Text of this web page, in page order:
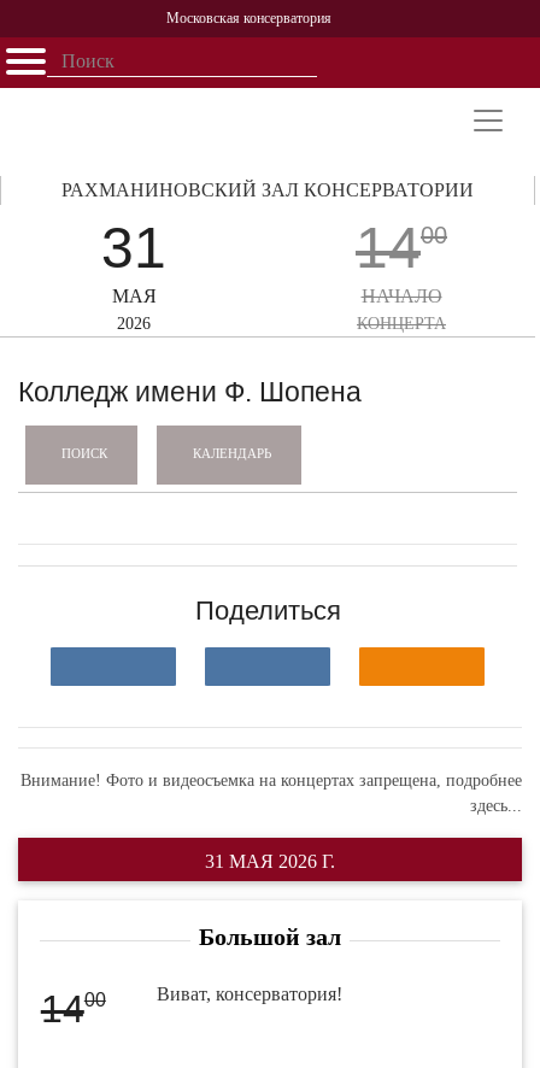
Московская консерватория
Открыть - закрыть
Персоналии
История
31
МАЯ
2026
РАХМАНИНОВСКИЙ ЗАЛ КОНСЕРВАТОРИИ
1400
НАЧАЛО
КОНЦЕРТА
Колледж имени Ф. Шопена
ПОИСК КАЛЕНДАРЬ
Поделиться
Внимание! Фото и видеосъемка на концертах запрещена, подробнее
здесь...
31 МАЯ 2026 Г.
Большой зал
1400 Виват, консерватория!